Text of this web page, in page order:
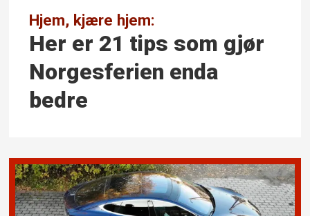
Hjem, kjære hjem:
Her er 21 tips som gjør
Norgesferien enda
bedre